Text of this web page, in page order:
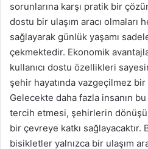
sorunlarına karşı pratik bir
dostu bir ulaşım aracı olmaları
sağlayarak günlük yaşamı
çekmektedir. Ekonomik
kullanıcı dostu özellikleri
şehir hayatında vazgeçilmez
Gelecekte daha fazla insanın
tercih etmesi, şehirlerin
bir çevreye katkı sağlayacaktır.
bisikletler yalnızca bir ulaşım